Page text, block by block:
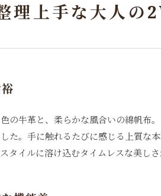
理上手な大人の
の牛革と、柔らかな風合いの綿帆布
た。手に触れるたびに感じる上質な
タイルに溶け込むタイムレスな美しさ